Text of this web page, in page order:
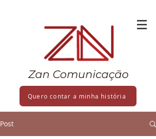
Zan Comunicação
Quero contar a minha história
Post